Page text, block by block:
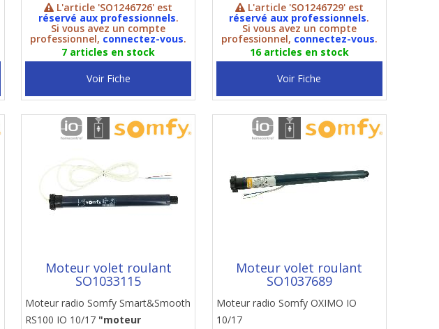
L'article 'SO1246726' est
réservé aux professionnels.
Si vous avez un compte
professionnel, connectez-vous.
7 articles en stock
Voir Fiche
L'article 'SO1246729' est
réservé aux professionnels.
Si vous avez un compte
professionnel, connectez-vous.
16 articles en stock
Voir Fiche
Moteur volet roulant
SO1033115
Moteur radio Somfy Smart&Smooth
RS100 IO 10/17 "moteur
Moteur volet roulant
SO1037689
Moteur radio Somfy OXIMO IO
10/17